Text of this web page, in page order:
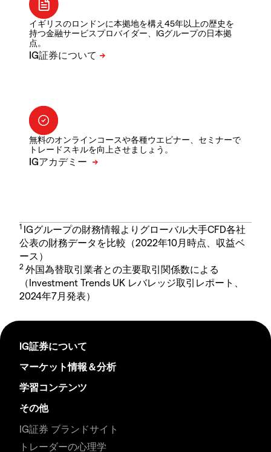
イギリスのロンドンに本拠地を構え45年以上の歴史を
持つ金融サービスプロバイダー、IGグループの日本拠
点。
無料のオンラインコースや各種ウエビナー、セミナーで
トレードスキルを向上させましょう。
1 IGグループの財務情報よりグローバル大手CFD各社
公表の財務データを比較（2022年10月時点、収益ベ
ース）
2 外国為替取引業者との主要取引関係数による
（Investment Trends UK レバレッジ取引レポート、
2024年7月発表）
IG証券について
マーケット情報＆分析
学習コンテンツ
その他
IG証券 ブランドサイト
トレーダーの心理学